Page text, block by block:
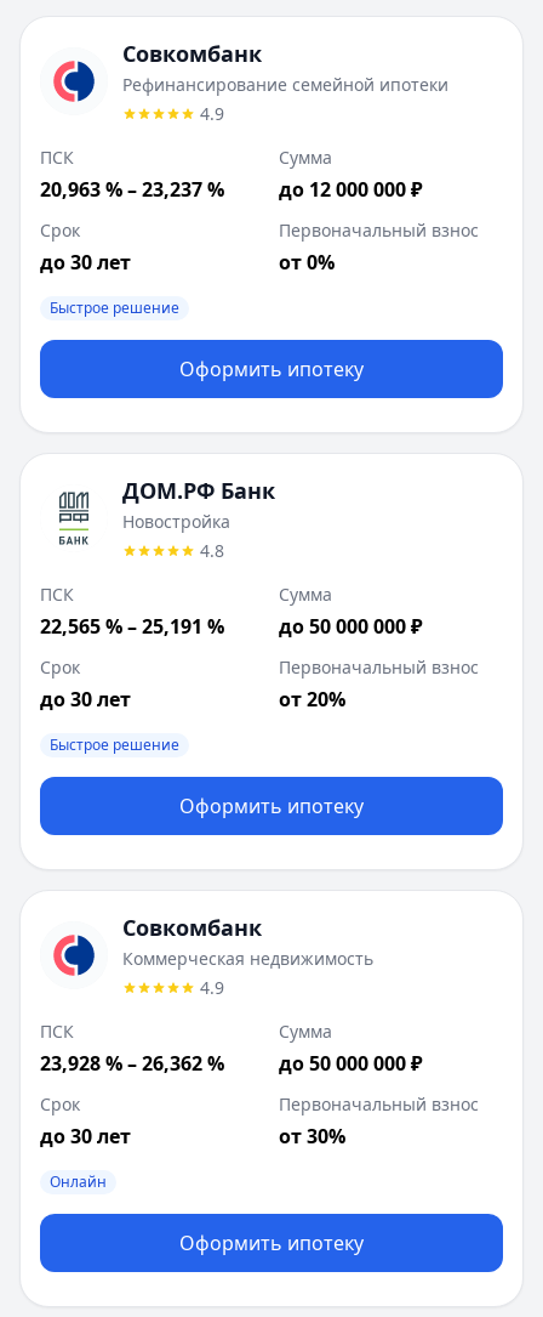
Совкомбанк
Рефинансирование семейной ипотеки
4.9
ПСК
20,963 % – 23,237 %
Сумма
до 12 000 000 ₽
Срок
до 30 лет
Первоначальный взнос
от 0%
Быстрое решение
Оформить ипотеку
ДОМ.РФ Банк
Новостройка
4.8
ПСК
22,565 % – 25,191 %
Сумма
до 50 000 000 ₽
Срок
до 30 лет
Первоначальный взнос
от 20%
Быстрое решение
Оформить ипотеку
Совкомбанк
Коммерческая недвижимость
4.9
ПСК
23,928 % – 26,362 %
Сумма
до 50 000 000 ₽
Срок
до 30 лет
Первоначальный взнос
от 30%
Онлайн
Оформить ипотеку